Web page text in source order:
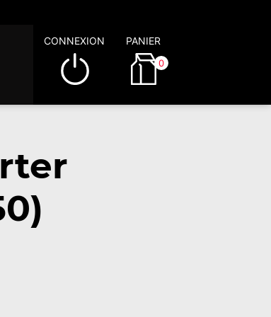
CONNEXION PANIER
0